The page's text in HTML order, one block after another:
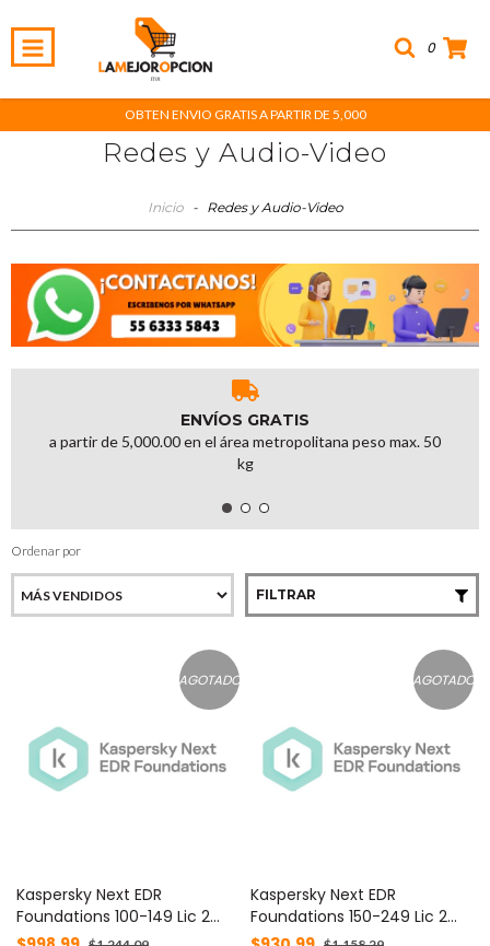
0
OBTEN ENVIO GRATIS A PARTIR DE 5,000
Redes y Audio-Video
Inicio - Redes y Audio-Video
ENVÍOS GRATIS
a partir de 5,000.00 en el área metropolitana peso max. 50
kg
Ordenar por
FILTRAR
AGOTADO
Kaspersky Next EDR
Foundations 100-149 Lic 2
Años C/U KL4065ZARDS -
AGOTADO
Kaspersky Next EDR
Foundations 150-249 Lic 2
Años C/U KL4065ZASDS -